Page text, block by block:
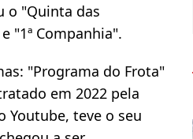
o "Quinta das
"1ª Companhia".
"Programa do Frota"
em 2022 pela
Youtube, teve o seu